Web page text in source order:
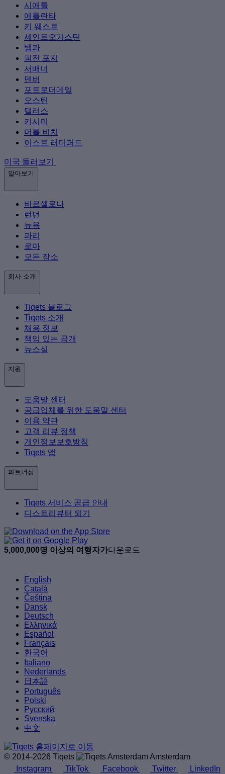
시애틀
애틀란타
키 웨스트
세인트오거스틴
탬파
피전 포지
서배너
덴버
포트로더데일
오스틴
댈러스
키시미
머틀 비치
이스트 러더퍼드
미국 둘러보기
알아보기
바르셀로나
런던
뉴욕
파리
로마
모든 장소
회사 소개
Tiqets 블로그
Tiqets 소개
채용 정보
책임 있는 공개
뉴스실
지원
도움말 센터
공급업체를 위한 도움말 센터
이용 약관
고객 리뷰 정책
개인정보보호방침
Tiqets 앱
파트너십
Tiqets 서비스 공급 안내
디스트리뷰터 되기
5,000,000명 이상의 여행자가다운로드
English
Català
Čeština
Dansk
Deutsch
Ελληνικά
Español
Français
한국어
Italiano
Nederlands
日本語
Português
Polski
Русский
Svenska
中文
© 2014-2026 Tiqets
Amsterdam
Instagram
TikTok Facebook Twitter LinkedIn